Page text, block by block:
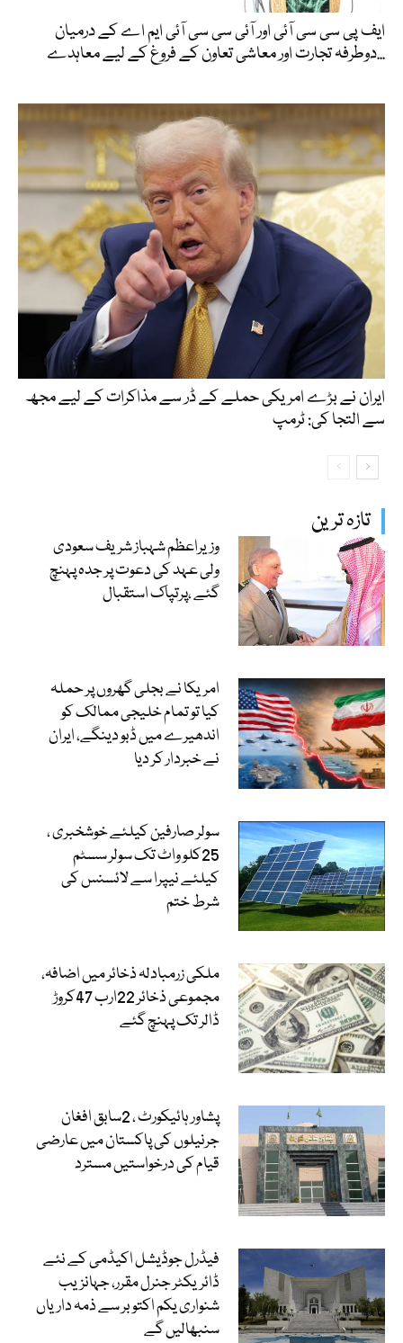
تازہ ترین
وزیراعظم شہباز شریف سعودی
ولی عہد کی دعوت پر جدہ پہنچ
گئے ،پرتپاک استقبال
امریکا نے بجلی گھروں پر حملہ
کیا تو تمام خلیجی ممالک کو
اندھیرے میں ڈبو دینگے، ایران
نے خبردار کر دیا
سولر صارفین کیلئے خوشخبری ،
25کلو واٹ تک سولر سسٹم
کیلئے نیپرا سے لائسنس کی
شرط ختم
ملکی زرمبادلہ ذخائر میں اضافہ،
مجموعی ذخائر 22ارب 47کروڑ
ڈالر تک پہنچ گئے
پشاور ہائیکورٹ ، 2سابق افغان
جرنیلوں کی پاکستان میں عارضی
قیام کی درخواستیں مسترد
فیڈرل جوڈیشل اکیڈمی کے نئے
ڈائریکٹر جنرل مقرر، جہانزیب
شنواری یکم اکتوبر سے ذمہ داریاں
سنبھالیں گے
ایف پی سی سی آئی اور آئی سی سی آئی ایم اے کے درمیان
دوطرفہ تجارت اور معاشی تعاون کے فروغ کے لیے معاہدے...
ایران نے بڑے امریکی حملے کے ڈر سے مذاکرات کے لیے مجھ
سے التجا کی: ٹرمپ